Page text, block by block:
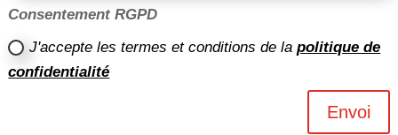
Consentement RGPD
J'accepte les termes et conditions de lapolitique de
confidentialité
Envoi